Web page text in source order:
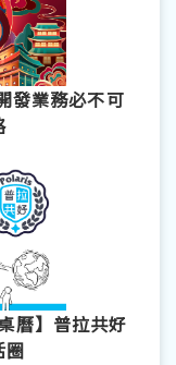
發業務必不可
曆】普拉共好
圈